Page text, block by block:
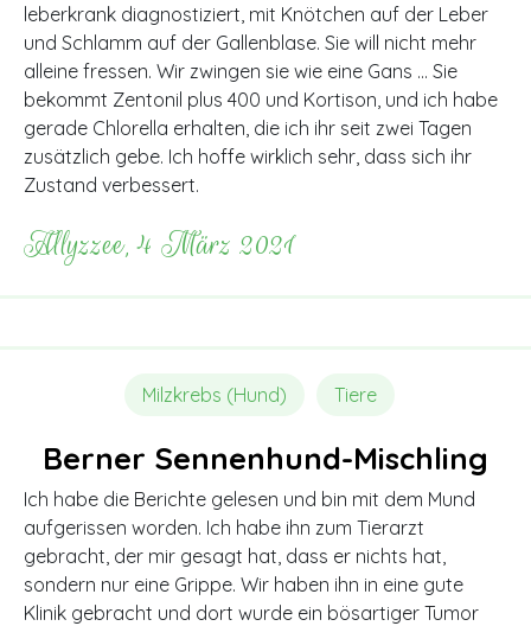
leberkrank diagnostiziert, mit Knötchen auf der Leber
und Schlamm auf der Gallenblase. Sie will nicht mehr
alleine fressen. Wir zwingen sie wie eine Gans … Sie
bekommt Zentonil plus 400 und Kortison, und ich habe
gerade Chlorella erhalten, die ich ihr seit zwei Tagen
zusätzlich gebe. Ich hoffe wirklich sehr, dass sich ihr
Zustand verbessert.
Allyzzee, 4 März 2021
Milzkrebs (Hund) Tiere
Berner Sennenhund-Mischling
Ich habe die Berichte gelesen und bin mit dem Mund
aufgerissen worden. Ich habe ihn zum Tierarzt
gebracht, der mir gesagt hat, dass er nichts hat,
sondern nur eine Grippe. Wir haben ihn in eine gute
Klinik gebracht und dort wurde ein bösartiger Tumor